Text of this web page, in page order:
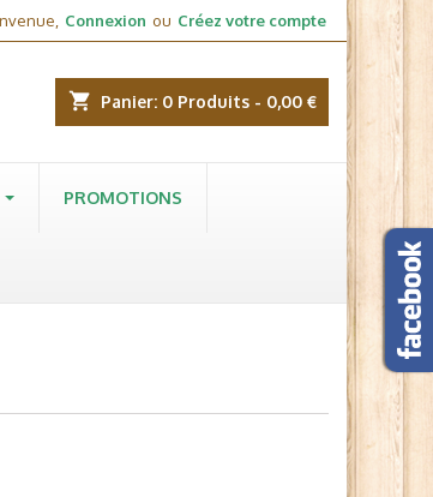
Connexion ou Créez votre compte
shopping_cart Panier: 0 Produits - 0,00 €
PROMOTIONS